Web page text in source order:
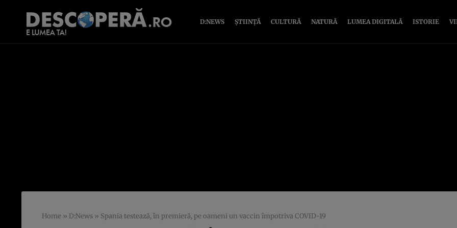
D:NEWS ȘTIINȚĂ CULTURĂ NATURĂ LUMEA DIGITALĂ ISTORIE
Home » D:News » Spania testează, în premieră, pe oameni un vaccin împotriva COVID-19